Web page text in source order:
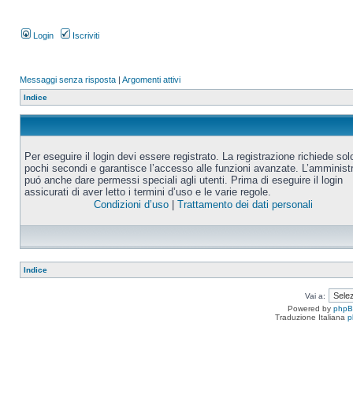
Login Iscriviti
Messaggi senza risposta | Argomenti attivi
Indice
Per eseguire il login devi essere registrato. La registrazione richiede
pochi secondi e garantisce l’accesso alle funzioni avanzate.
puó anche dare permessi speciali agli utenti. Prima di eseguire il login
assicurati di aver letto i termini d’uso e le varie regole.
Condizioni d’uso| Trattamento dei dati personali
Indice
Vai a:
Powered by
Traduzione Italiana